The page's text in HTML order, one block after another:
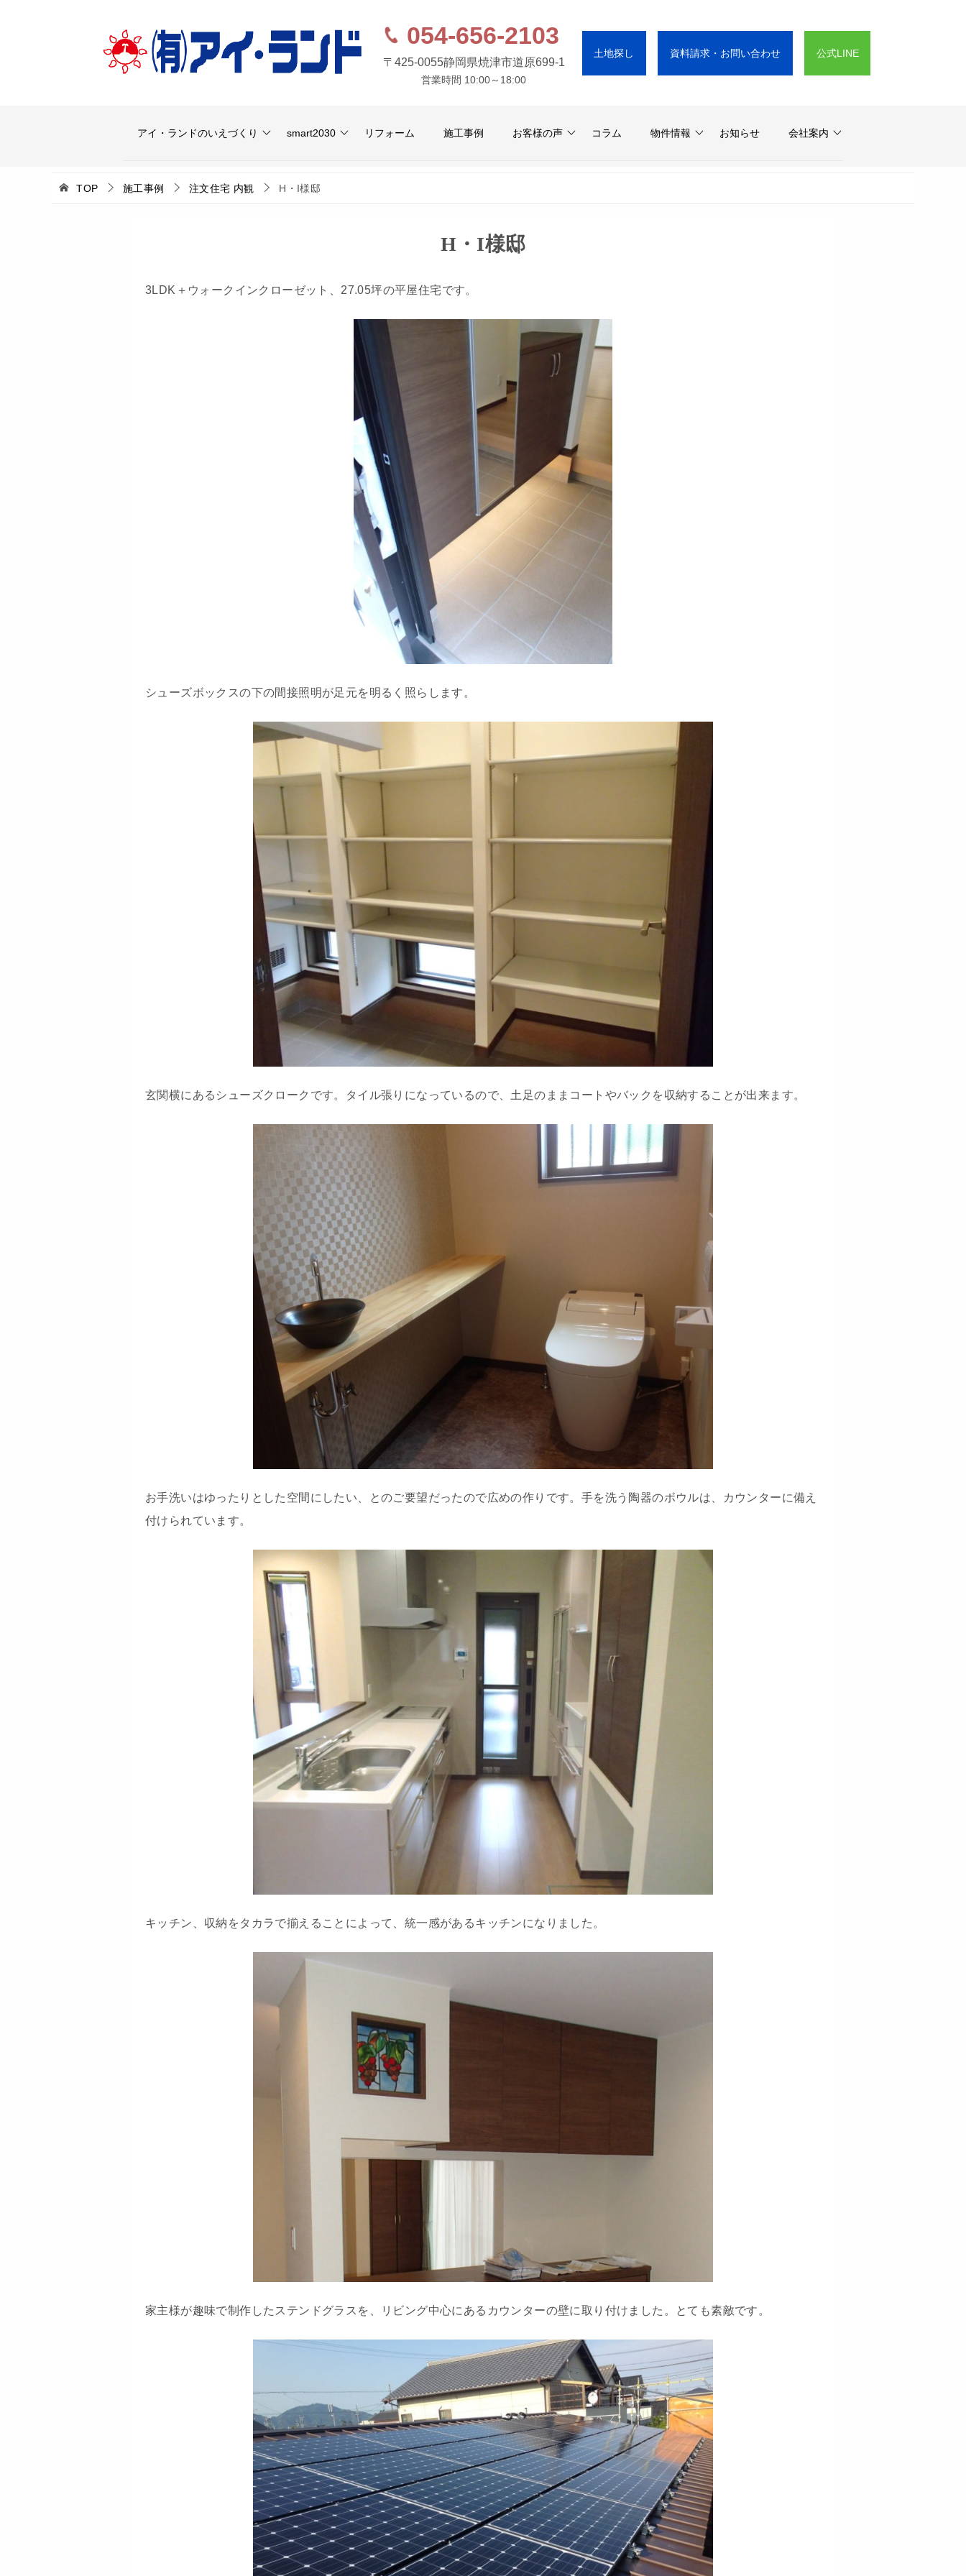
054-656-2103
〒425-0055静岡県焼津市道原699-1
営業時間 10:00～18:00
土地探し 資料請求・お問い合わせ 公式LINE
アイ・ランドのいえづくり smart2030 リフォーム 施工事例 お客様の声 コラム 物件情報 お知らせ 会社案内
TOP 施工事例 注文住宅 内観 H・I様邸
H・I様邸
3LDK＋ウォークインクローゼット、27.05坪の平屋住宅です。
シューズボックスの下の間接照明が足元を明るく照らします。
玄関横にあるシューズクロークです。タイル張りになっているので、土足のままコートやバックを収納することが出来ます。
お手洗いはゆったりとした空間にしたい、とのご要望だったので広めの作りです。手を洗う陶器のボウルは、カウンターに備え
付けられています。
キッチン、収納をタカラで揃えることによって、統一感があるキッチンになりました。
家主様が趣味で制作したステンドグラスを、リビング中心にあるカウンターの壁に取り付けました。とても素敵です。